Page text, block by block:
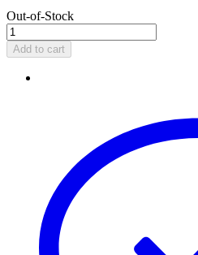
Out-of-Stock
Add to cart